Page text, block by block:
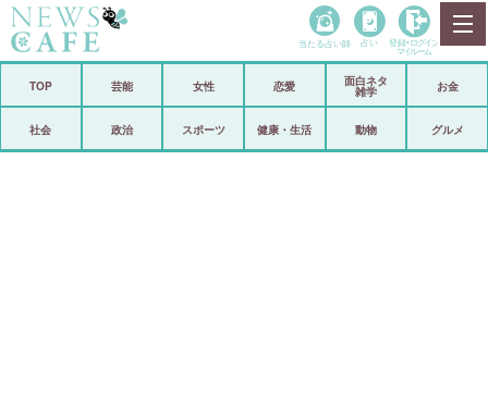
政治
当たる占い師 占い 登録• ログイン
マイルーム
TOP 芸能 女性 恋愛
面白ネタ
雑学
お金
社会 政治 スポーツ 健康・生活 動物 グルメ